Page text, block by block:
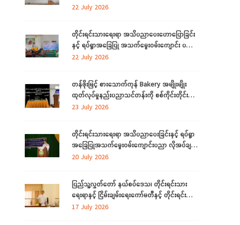
ဆန်းစစ်စီမံခြင်း အစီအစဉ်” နှင့် “အခြေခံစက်ချုပ်
ပြုလုပ်
22 July 2026
တိုင်းရင်းသားရေးရာ အသိပညာပေးဟောပြောခြင်း
နှင့် ရပ်ရွာအခြေပြု အသက်မွေးဝမ်းကျောင်း ပညာ
လိုအပ်ချက်တို့ကို ဆန်းစစ်စီမံခြင်း အစီအစဉ်ကို
22 July 2026
တန်ဖိုးမြင့် စားသောက်ကုန် Bakery အမျိုးမျိုး
ထုတ်လုပ်မှုနည်းပညာသင်တန်းကို စစ်ကိုင်းတိုင်း
ဒေသကြီး၊ လဟယ်မြို့၌ ဖွင့်လှစ်
23 July 2026
တိုင်းရင်းသားရေးရာ အသိပညာပေးခြင်းနှင့် ရပ်ရွာ
အခြေပြုအသက်မွေးဝမ်းကျောင်းပညာ လိုအပ်ချက်
များကို ဆန်းစစ်စီမံခြင်း အစီအစဉ်ကို ပဲခူးတိုင်း
20 July 2026
ပြည်သူ့လွှတ်တော် နယ်စပ်ဒေသ၊ တိုင်းရင်းသား
ရေးရာနှင့် ငြိမ်းချမ်းရေးကော်မတီနှင့် တိုင်းရင်းသား
လူမျိုးများရေးရာဝန်ကြီးဌာနတို့ တွေ့ဆုံဆွေးနွေး
17 July 2026